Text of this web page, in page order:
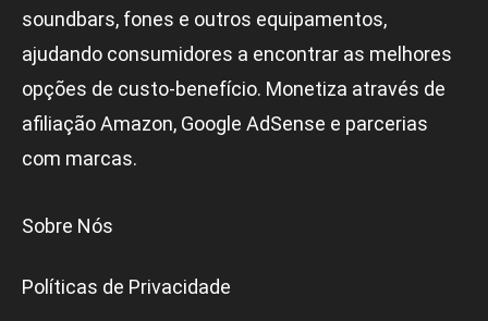
soundbars, fones e outros equipamentos,
ajudando consumidores a encontrar as melhores
opções de custo-benefício. Monetiza através de
afiliação Amazon, Google AdSense e parcerias
com marcas.
Sobre Nós
Políticas de Privacidade